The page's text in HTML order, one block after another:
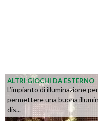
ALTRI GIOCHI DA ESTERNO
L’impianto di illuminazione
permettere una buona
dis...